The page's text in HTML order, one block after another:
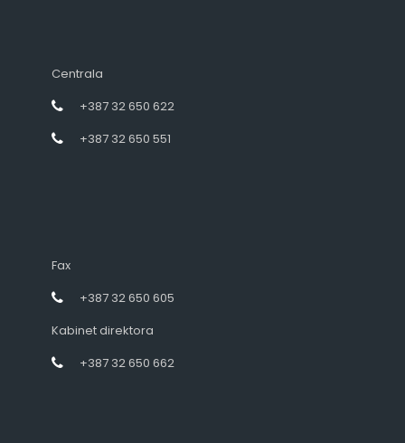
Centrala
+387 32 650 622
+387 32 650 551
Fax
+387 32 650 605
Kabinet direktora
+387 32 650 662